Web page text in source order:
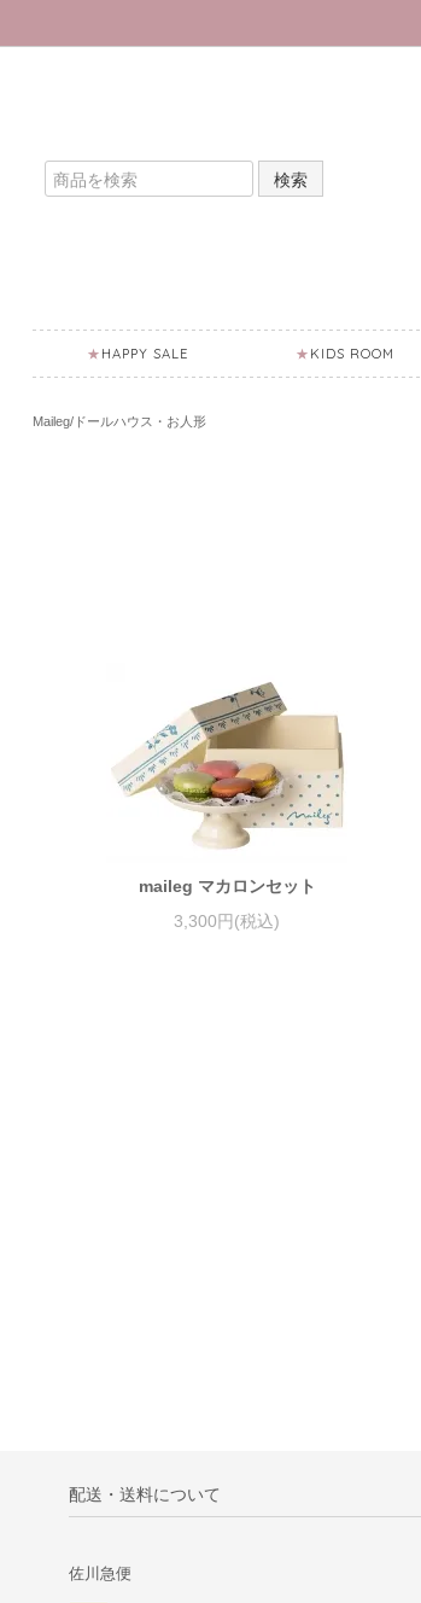
検索
HAPPY SALE KIDS ROOM
Maileg/ドールハウス・お人形
maileg マカロンセット
3,300円(税込)
配送・送料について
佐川急便